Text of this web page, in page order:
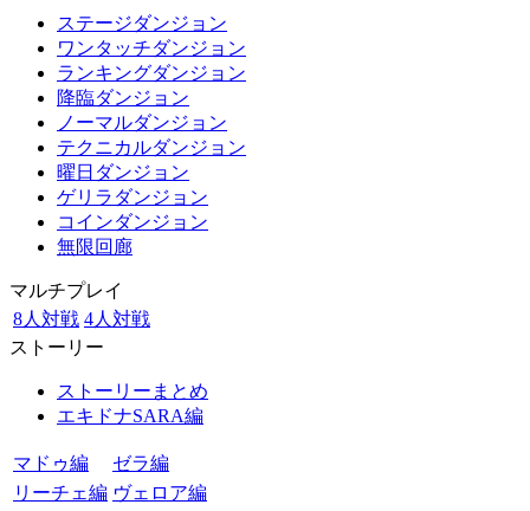
ステージダンジョン
ワンタッチダンジョン
ランキングダンジョン
降臨ダンジョン
ノーマルダンジョン
テクニカルダンジョン
曜日ダンジョン
ゲリラダンジョン
コインダンジョン
無限回廊
マルチプレイ
8人対戦 4人対戦
ストーリー
ストーリーまとめ
エキドナSARA編
マドゥ編
ゼラ編
リーチェ編 ヴェロア編